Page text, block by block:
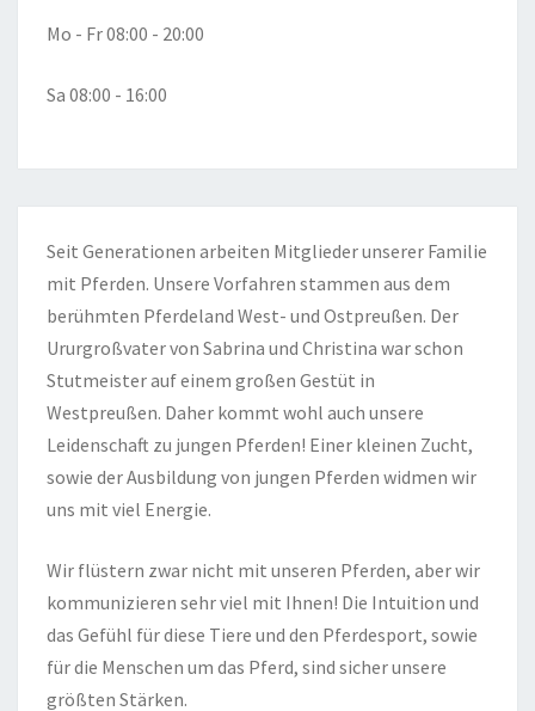
Mo - Fr 08:00 - 20:00
Sa 08:00 - 16:00
Seit Generationen arbeiten Mitglieder unserer Familie
mit Pferden. Unsere Vorfahren stammen aus dem
berühmten Pferdeland West- und Ostpreußen. Der
Ururgroßvater von Sabrina und Christina war schon
Stutmeister auf einem großen Gestüt in
Westpreußen. Daher kommt wohl auch unsere
Leidenschaft zu jungen Pferden! Einer kleinen Zucht,
sowie der Ausbildung von jungen Pferden widmen wir
uns mit viel Energie.
Wir flüstern zwar nicht mit unseren Pferden, aber wir
kommunizieren sehr viel mit Ihnen! Die Intuition und
das Gefühl für diese Tiere und den Pferdesport, sowie
für die Menschen um das Pferd, sind sicher unsere
größten Stärken.